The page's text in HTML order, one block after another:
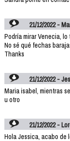
21/12/2022 -
Podría mirar Venecia,
No sé qué fechas
Thanks
21/12/2022 -
Maria isabel, mientras
u otro
21/12/2022 -
Hola Jessica, acabo de